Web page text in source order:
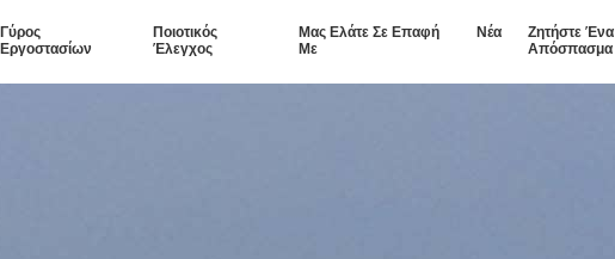
Γύρος
Εργοστασίων
Ποιοτικός
Έλεγχος
Μας Ελάτε Σε Επαφή
Με
Νέα
Ζητήστε Ένα
Απόσπασμα